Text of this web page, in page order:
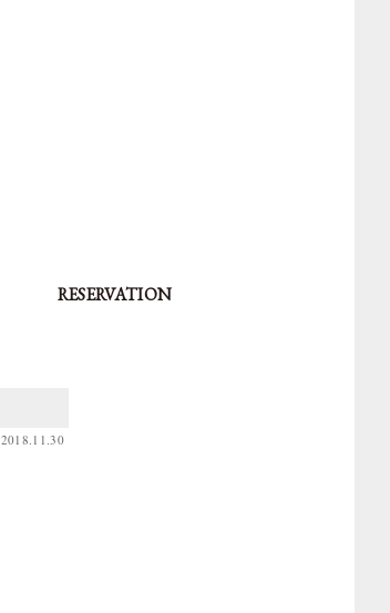
RESERVATION
2018.11.30